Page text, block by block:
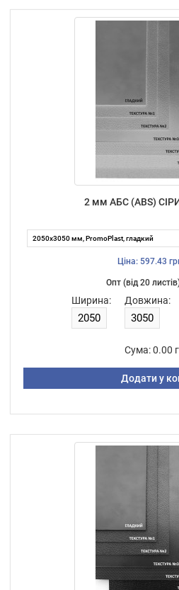
2 мм АБС (ABS)
Ціна: 597.43
Опт (від 20
Ширина: Довжина:
Сума: 0.00
Додати у